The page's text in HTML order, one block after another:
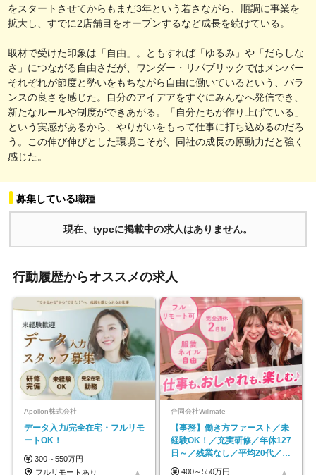
をスタートさせてからもまだ3年という若さながら、順調に事業を
拡大し、すでに2店舗目をオープンするなど成長を続けている。
取材で受けた印象は「自由」。ともすれば「ゆるみ」や「だらしな
さ」につながる自由さだが、ワンダー・リパブリックではメンバー
それぞれが節度と勢いをもちながら自由に働いているという、バラ
ンスの良さを感じた。自分のアイデアをすぐにみんなへ発信でき、
新たなルールや制度ができあがる。「自分たちが作り上げている」
という実感があるから、やりがいをもって仕事に打ち込めるのだろ
う。この伸び伸びとした環境こそが、同社の成長の原動力だと強く
感じた。
募集している職種
現在、typeに掲載中の求人はありません。
行動履歴からオススメの求人
Apollon株式会社
データ入力/完全在宅・フルリモ
ートOK！
300～550万円
フルリモートあり
合同会社Willmate
【事務】働き方ファースト／未
経験OK！／充実研修／年休127
日～／残業なし／平均20代／リ
モートOK
400～550万円